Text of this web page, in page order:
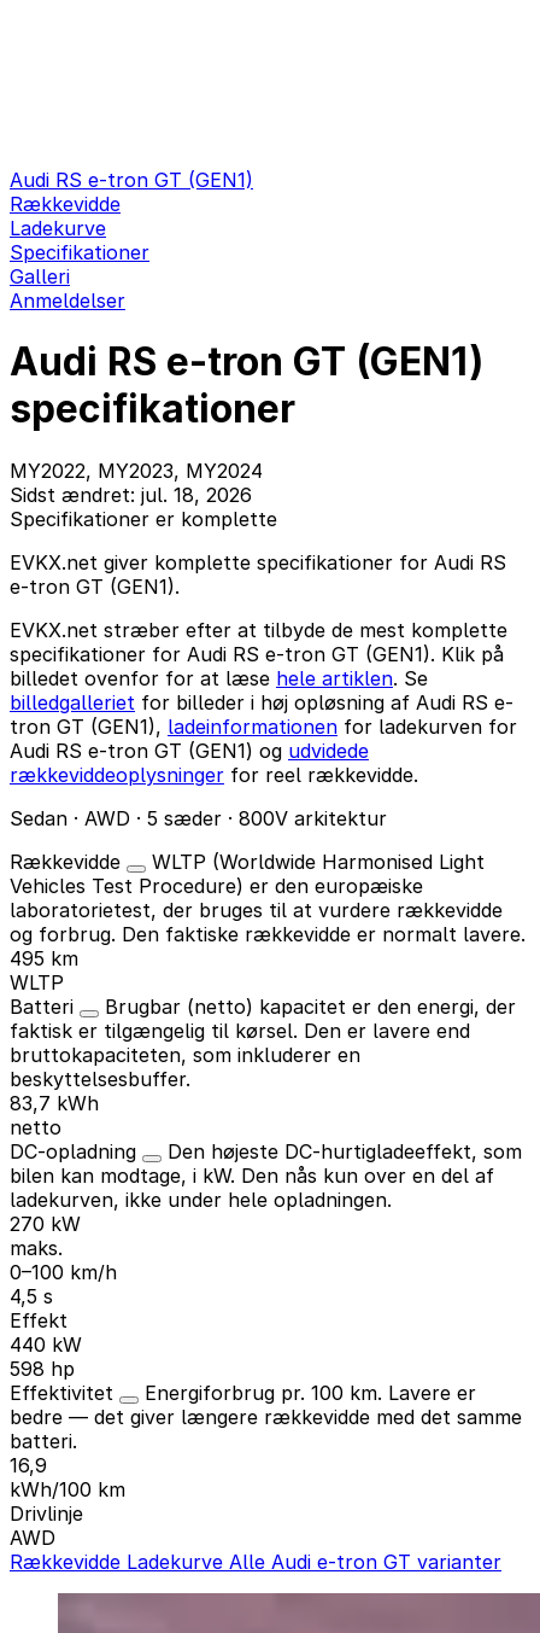
Audi RS e-tron GT (GEN1)
Rækkevidde
Ladekurve
Specifikationer
Galleri
Anmeldelser
Audi RS e-tron GT (GEN1)
specifikationer
MY2022, MY2023, MY2024
Sidst ændret: jul. 18, 2026
Specifikationer er komplette
EVKX.net giver komplette specifikationer for Audi RS
e-tron GT (GEN1).
EVKX.net stræber efter at tilbyde de mest komplette
specifikationer for Audi RS e-tron GT (GEN1). Klik på
billedet ovenfor for at læse hele artiklen. Se
billedgalleriet for billeder i høj opløsning af Audi RS e-
tron GT (GEN1), ladeinformationen for ladekurven for
Audi RS e-tron GT (GEN1) og udvidede
rækkeviddeoplysninger for reel rækkevidde.
Sedan · AWD · 5 sæder · 800V arkitektur
Rækkevidde
WLTP (Worldwide Harmonised Light
Vehicles Test Procedure) er den europæiske
laboratorietest, der bruges til at vurdere rækkevidde
og forbrug. Den faktiske rækkevidde er normalt lavere.
495 km
WLTP
Batteri
Brugbar (netto) kapacitet er den energi, der
faktisk er tilgængelig til kørsel. Den er lavere end
bruttokapaciteten, som inkluderer en
beskyttelsesbuffer.
83,7 kWh
netto
DC-opladning
Den højeste DC-hurtigladeeffekt, som
bilen kan modtage, i kW. Den nås kun over en del af
ladekurven, ikke under hele opladningen.
270 kW
maks.
0–100 km/h
4,5 s
Effekt
440 kW
598 hp
Effektivitet
Energiforbrug pr. 100 km. Lavere er
bedre — det giver længere rækkevidde med det samme
batteri.
16,9
kWh/100 km
Drivlinje
AWD
Rækkevidde Ladekurve Alle Audi e-tron GT varianter